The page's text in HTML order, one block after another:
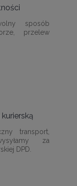
sposób
przelew
transport,
za
DPD.